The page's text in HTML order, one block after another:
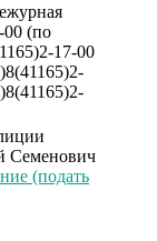
00 (по
17-00
8(41165)2-
8(41165)2-
Семенович
(подать